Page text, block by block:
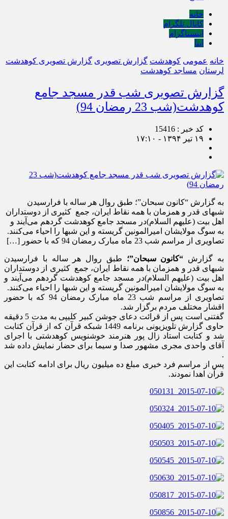
خانه
کانال تلگرام
اینستاگرام
ایتا
خانه عمومی کوهدشت گزارش تصویری گزارش تصویری کوهدشت
لرستان مساجد کوهدشت
گزارش تصویری شب قدر مسجد جامع
کوهدشت(شب 23 رمضان 94)
کد خبر : 15416
۱۹ تیر ۱۳۹۴ - ۱۷:۱۰
به گزارش “کانون سبحان”؛ طبق روال هر ساله با فرارسیدن
شبهای قدر و همزمان با همه نقاط ایران، جمع کثیری از دوستداران
اهل بیت (علیهم السلام)در مسجد جامع کوهدشت گردهم می‌آیند و
به سوگ مولایشان امیرالمونین گریسته و این شبها را احیاء می‌کنند.
تصاویری از مراسم شب 23 ماه مبارک رمضان 94 که با حضور […]
به گزارش “کانون سبحان”؛ طبق روال هر ساله با فرارسیدن
شبهای قدر و همزمان با همه نقاط ایران، جمع کثیری از دوستداران
اهل بیت (علیهم السلام)در مسجد جامع کوهدشت گردهم می‌آیند و
به سوگ مولایشان امیرالمونین گریسته و این شبها را احیاء می‌کنند.
تصاویری از مراسم شب 23 ماه مبارک رمضان 94 که با حضور
اقشار مختلف مردم برگزار شد.
گفتنی است پس از قرائت دعای جوشن کبیر کلیپی به مدت 5 دقیقه
حاوی گزارش تلویزیونی برنامه 1449 شبکه قرآن که از قرآن کتابت
شد و کتابت استاد زال پور هنرمند خوشنویس کوهدشتی با اجرای
آقای واحدی مجری مشهور صدا و سیما برای حضار نمایش داده شد
.
پس از مراسم فرد خیری مبلغ ده میلیون ریال برای ادامه کتابت این
قرآن اهدا نمودند.